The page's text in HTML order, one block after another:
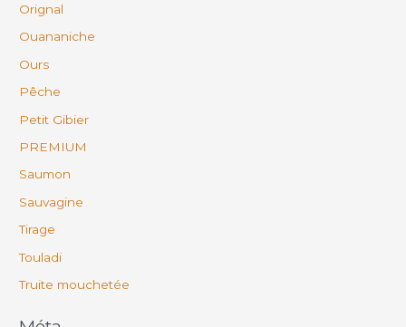
Orignal
Ouananiche
Ours
Pêche
Petit Gibier
PREMIUM
Saumon
Sauvagine
Tirage
Touladi
Truite mouchetée